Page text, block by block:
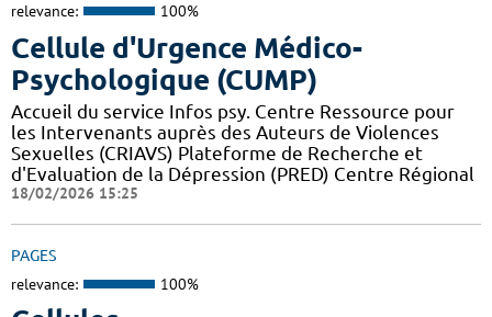
relevance: 100%
Cellule d'Urgence Médico-
Psychologique (CUMP)
Accueil du service Infos psy. Centre Ressource pour
les Intervenants auprès des Auteurs de Violences
Sexuelles (CRIAVS) Plateforme de Recherche et
d'Evaluation de la Dépression (PRED) Centre Régional
18/02/2026 15:25
PAGES
relevance: 100%